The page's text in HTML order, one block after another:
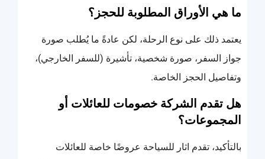
ما هي الأوراق المطلوبة للحجز؟
يعتمد ذلك على نوع الرحلة، لكن عادةً ما يُطلب صورة
جواز السفر، صورة شخصية، تأشيرة (للسفر الخارجي)،
وتفاصيل الحجز الخاصة.
هل تقدم الشركة خصومات للعائلات أو
المجموعات؟
بالتأكيد، تقدم اثار للسياحة عروضًا خاصة للعائلات